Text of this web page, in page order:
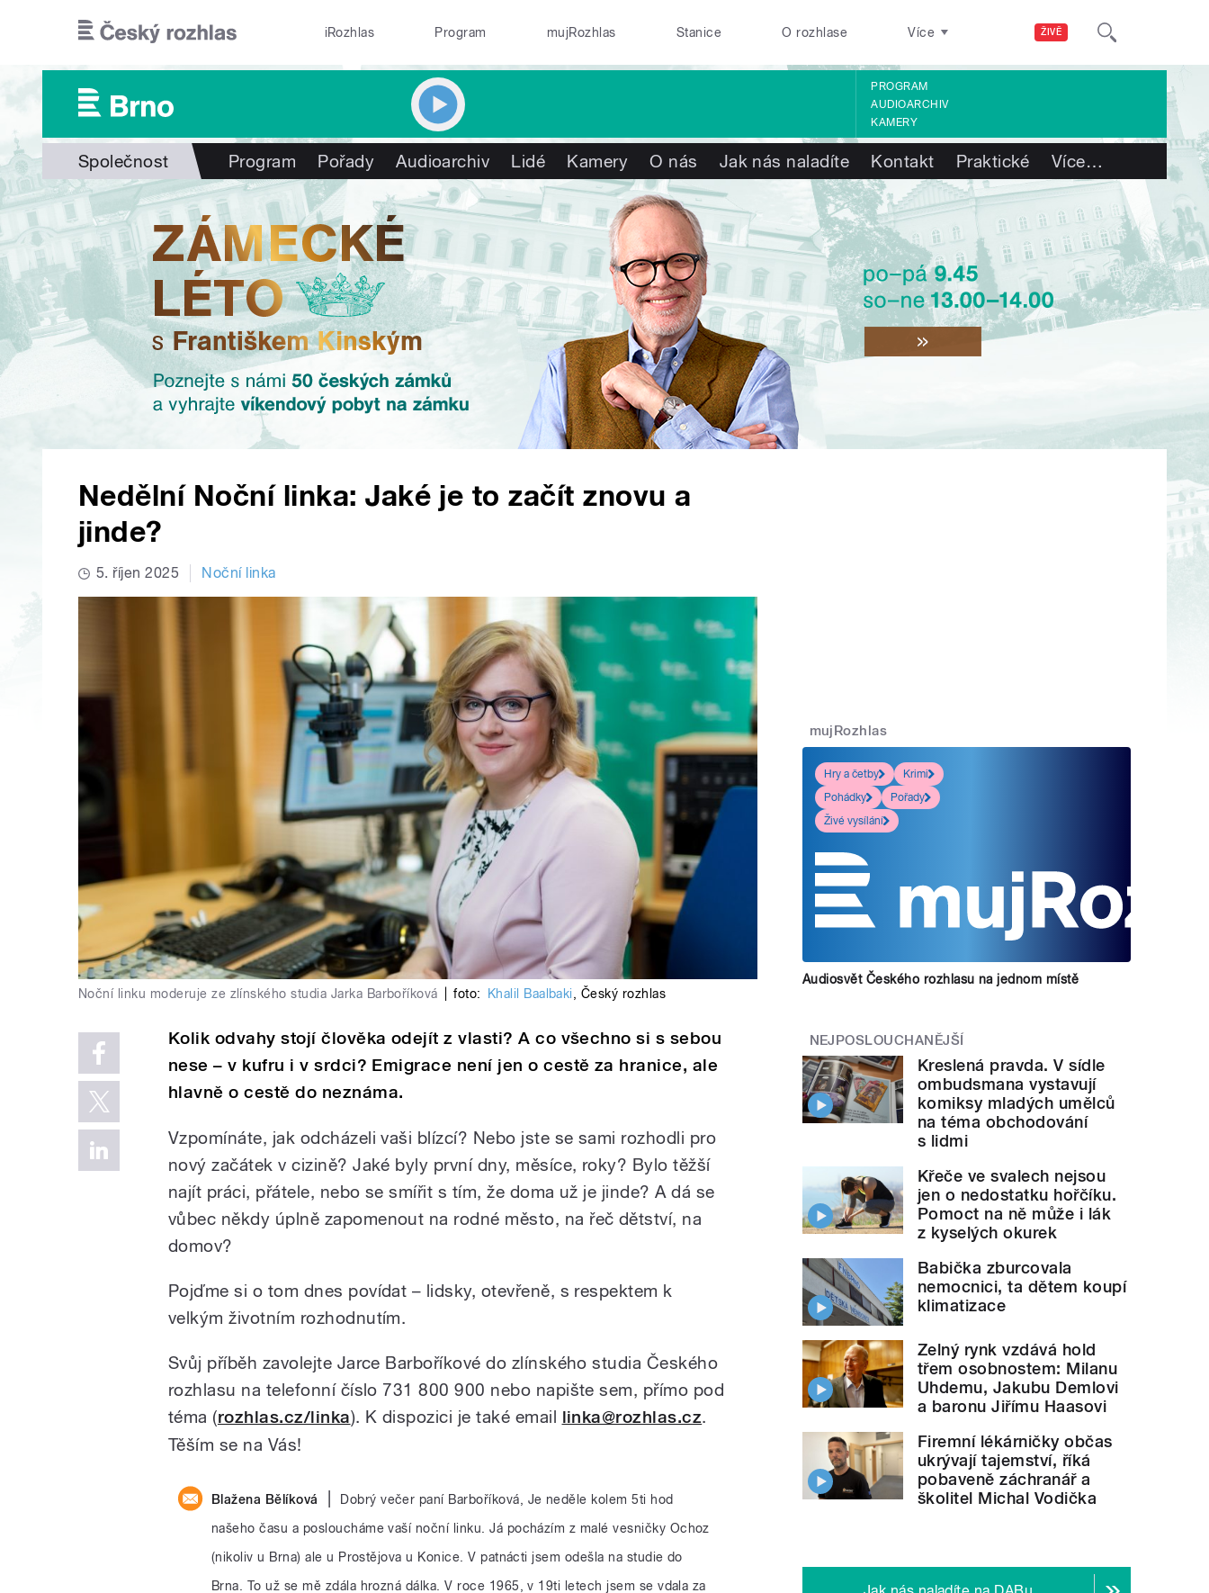
ŽIVĚ
iRozhlas Program mujRozhlas Stanice O rozhlase Více
PROGRAM
AUDIOARCHIV
KAMERY
Společnost Program Pořady Audioarchiv Lidé Kamery O nás Jak nás naladíte Kontakt Praktické Více…
Nedělní Noční linka: Jaké je to začít znovu a
jinde?
5. říjen 2025 Noční linka
Noční linku moderuje ze zlínského studia Jarka Barboříková foto: Khalil Baalbaki, Český rozhlas
Kolik odvahy stojí člověka odejít z vlasti? A co všechno si s sebou
nese – v kufru i v srdci? Emigrace není jen o cestě za hranice, ale
hlavně o cestě do neznáma.
Vzpomínáte, jak odcházeli vaši blízcí? Nebo jste se sami rozhodli pro
nový začátek v cizině? Jaké byly první dny, měsíce, roky? Bylo těžší
najít práci, přátele, nebo se smířit s tím, že doma už je jinde? A dá se
vůbec někdy úplně zapomenout na rodné město, na řeč dětství, na
domov?
Pojďme si o tom dnes povídat – lidsky, otevřeně, s respektem k
velkým životním rozhodnutím.
Svůj příběh zavolejte Jarce Barboříkové do zlínského studia Českého
rozhlasu na telefonní číslo 731 800 900 nebo napište sem, přímo pod
téma (rozhlas.cz/linka). K dispozici je také email linka@rozhlas.cz.
Těším se na Vás!
Blažena Bělíková
Dobrý večer paní Barboříková, Je neděle kolem 5ti hod
našeho času a posloucháme vaší noční linku. Já pocházím z malé vesničky Ochoz
(nikoliv u Brna) ale u Prostějova u Konice. V patnácti jsem odešla na studie do
Brna. To už se mě zdála hrozná dálka. V roce 1965, v 19ti letech jsem se vdala za
mujRozhlas
Hry a četby
Krimi
Pohádky
Pořady
Živé vysílání
Audiosvět Českého rozhlasu na jednom místě
NEJPOSLOUCHANĚJŠÍ
Kreslená pravda. V sídle
ombudsmana vystavují
komiksy mladých umělců
na téma obchodování
s lidmi
Křeče ve svalech nejsou
jen o nedostatku hořčíku.
Pomoct na ně může i lák
z kyselých okurek
Babička zburcovala
nemocnici, ta dětem koupí
klimatizace
Zelný rynk vzdává hold
třem osobnostem: Milanu
Uhdemu, Jakubu Demlovi
a baronu Jiřímu Haasovi
Firemní lékárničky občas
ukrývají tajemství, říká
pobaveně záchranář a
školitel Michal Vodička